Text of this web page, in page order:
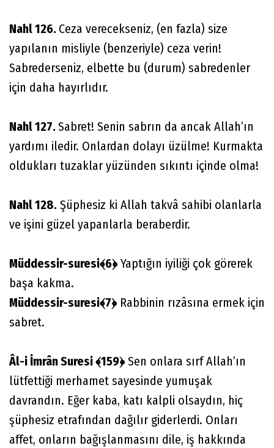
Nahl 126. Ceza verecekseniz, (en fazla) size
yapılanın misliyle (benzeriyle) ceza verin!
Sabrederseniz, elbette bu (durum) sabredenler
için daha hayırlıdır.
Nahl 127.Sabret! Senin sabrın da ancak Allah’ın
yardımı iledir. Onlardan dolayı üzülme! Kurmakta
oldukları tuzaklar yüzünden sıkıntı içinde olma!
Nahl 128. Şüphesiz ki Allah takvâ sahibi olanlarla
ve işini güzel yapanlarla beraberdir.
Müddessir-suresi﴾6﴿Yaptığın iyiliği çok görerek
başa kakma.
Müddessir-suresi﴾7﴿Rabbinin rızâsına ermek için
sabret.
Âl-i İmrân Suresi ﴾159﴿Sen onlara sırf Allah’ın
lütfettiği merhamet sayesinde yumuşak
davrandın. Eğer kaba, katı kalpli olsaydın, hiç
şüphesiz etrafından dağılır giderlerdi. Onları
affet, onların bağışlanmasını dile, iş hakkında